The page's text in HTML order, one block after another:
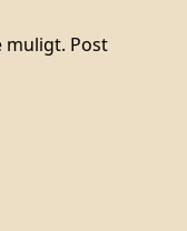
muligt. Post